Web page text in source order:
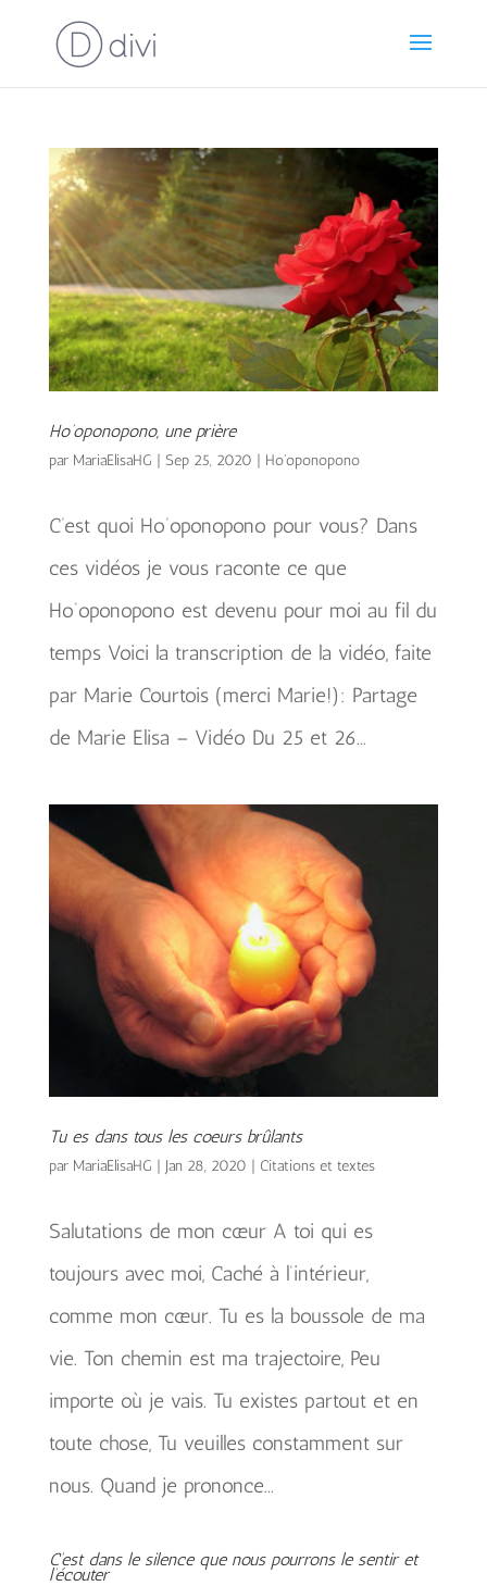
Ho’oponopono, une prière
par MariaElisaHG | Sep 25, 2020 | Ho'oponopono
C’est quoi Ho’oponopono pour vous? Dans
ces vidéos je vous raconte ce que
Ho’oponopono est devenu pour moi au fil du
temps Voici la transcription de la vidéo, faite
par Marie Courtois (merci Marie!): Partage
de Marie Elisa – Vidéo Du 25 et 26...
Tu es dans tous les coeurs brûlants
par MariaElisaHG | Jan 28, 2020 | Citations et textes
Salutations de mon cœur A toi qui es
toujours avec moi, Caché à l’intérieur,
comme mon cœur. Tu es la boussole de ma
vie. Ton chemin est ma trajectoire, Peu
importe où je vais. Tu existes partout et en
toute chose, Tu veuilles constamment sur
nous. Quand je prononce...
C’est dans le silence que nous pourrons le sentir et
l’écouter